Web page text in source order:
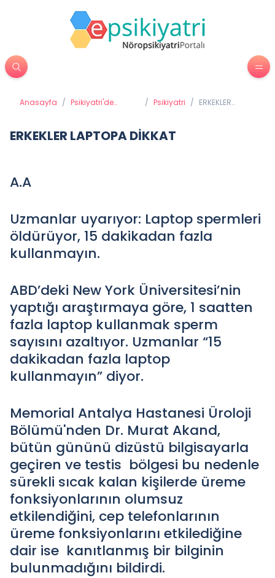
Anasayfa / Psikiyatri'de
/ Psikiyatri / ERKEKLER
ERKEKLER LAPTOPA DİKKAT
A.A
Uzmanlar uyarıyor: Laptop spermleri
öldürüyor, 15 dakikadan fazla
kullanmayın.
ABD’deki New York Üniversitesi’nin
yaptığı araştırmaya göre, 1 saatten
fazla laptop kullanmak sperm
sayısını azaltıyor. Uzmanlar “15
dakikadan fazla laptop
kullanmayın” diyor.
Memorial Antalya Hastanesi Üroloji
Bölümü'nden Dr. Murat Akand,
bütün gününü dizüstü bilgisayarla
geçiren ve testis bölgesi bu nedenle
sürekli sıcak kalan kişilerde üreme
fonksiyonlarının olumsuz
etkilendiğini, cep telefonlarının
üreme fonksiyonlarını etkilediğine
dair ise kanıtlanmış bir bilginin
bulunmadığını bildirdi.